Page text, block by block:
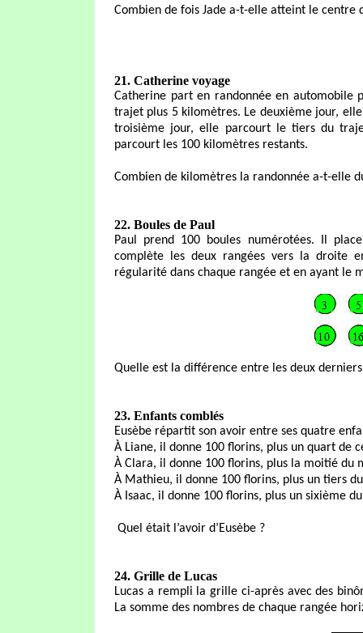
Combien de fois Jade a-t-elle atteint le centre
21. Catherine voyage
Catherine part en randonnée en
trajet plus 5 kilomètres. Le deuxième jour,
troisième jour, elle parcourt le tiers du
parcourt les 100 kilomètres restants.
Combien de kilomètres la randonnée a-t-elle
22. Boules de Paul
Paul prend 100 boules numérotées. Il
complète les deux rangées vers la droite
régularité dans chaque rangée et en ayant le
Quelle est la différence entre les deux
23. Enfants comblés
Eusèbe répartit son avoir entre ses quatre
À Liane, il donne 100 florins, plus un quart de
À Clara, il donne 100 florins, plus la moitié du
À Mathieu, il donne 100 florins, plus un tiers
À Isaac, il donne 100 florins, plus un sixième
Quel était l’avoir d’Eusèbe ?
24. Grille de Lucas
Lucas a rempli la grille ci-après avec des
La somme des nombres de chaque rangée